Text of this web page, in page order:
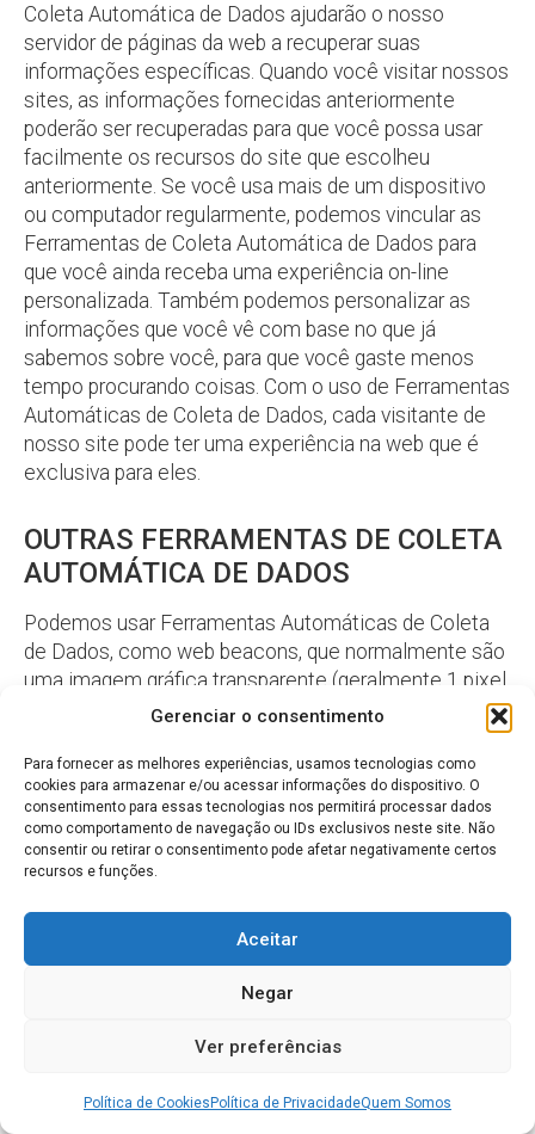
Gerenciar o consentimento
Para fornecer as melhores experiências, usamos tecnologias como
cookies para armazenar e/ou acessar informações do dispositivo. O
consentimento para essas tecnologias nos permitirá processar dados
como comportamento de navegação ou IDs exclusivos neste site. Não
consentir ou retirar o consentimento pode afetar negativamente certos
recursos e funções.
Aceitar
Negar
Ver preferências
Política de Cookies Política de PrivacidadeQuem Somos
Coleta Automática de Dados ajudarão o nosso
servidor de páginas da web a recuperar suas
informações específicas. Quando você visitar nossos
sites, as informações fornecidas anteriormente
poderão ser recuperadas para que você possa usar
facilmente os recursos do site que escolheu
anteriormente. Se você usa mais de um dispositivo
ou computador regularmente, podemos vincular as
Ferramentas de Coleta Automática de Dados para
que você ainda receba uma experiência on-line
personalizada. Também podemos personalizar as
informações que você vê com base no que já
sabemos sobre você, para que você gaste menos
tempo procurando coisas. Com o uso de Ferramentas
Automáticas de Coleta de Dados, cada visitante de
nosso site pode ter uma experiência na web que é
exclusiva para eles.
OUTRAS FERRAMENTAS DE COLETA
AUTOMÁTICA DE DADOS
Podemos usar Ferramentas Automáticas de Coleta
de Dados, como web beacons, que normalmente são
uma imagem gráfica transparente (geralmente 1 pixel
x 1 pixel), para compilar informações sobre sua
interação com e-mail ou outras comunicações. Um
web beacon pode ser incorporado na assinatura da
Cloud8 ou nas comunicações de marketing para
determinar se nossas mensagens foram abertas ou
colocadas em ação e se nossas ferramentas de
correspondência estão funcionando corretamente.
IX. Escolhendo suas
preferências de privacidade
Você pode fazer ou alterar suas escolhas em relação
como receber assinaturas ou comunicações gerais